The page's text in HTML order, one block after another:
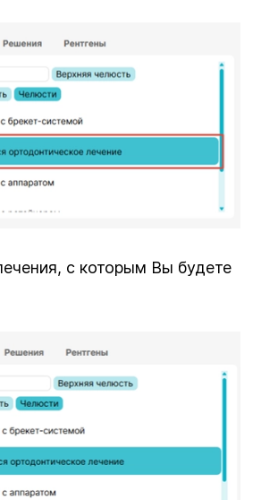
с которым Вы будете